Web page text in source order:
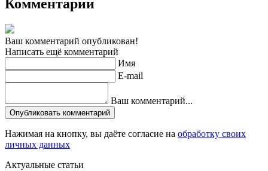
Комментарии
Ваш комментарий опубликован!
Написать ещё комментарий
Имя
E-mail
Ваш комментарий...
Опубликовать комментарий
Нажимая на кнопку, вы даёте согласие на обработку своих
личных данных
Актуальные статьи